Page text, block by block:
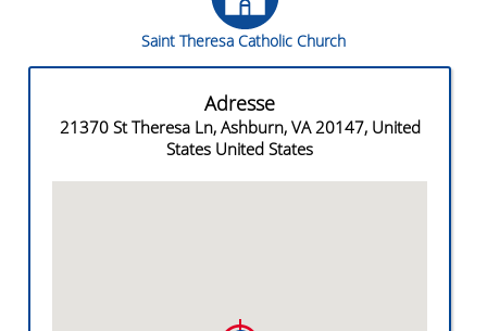
Saint Theresa Catholic Church
Adresse
21370 St Theresa Ln, Ashburn, VA 20147, United
States United States